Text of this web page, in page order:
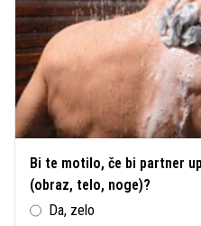
Bi te motilo, če bi partner
(obraz, telo, noge)?
Da, zelo